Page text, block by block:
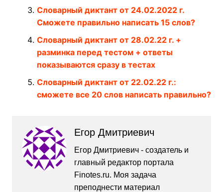
Словарный диктант от 24.02.2022 г.
Сможете правильно написать 15 слов?
Словарный диктант от 28.02.22 г. +
разминка перед тестом + ответы
показываются сразу в тестах
Словарный диктант от 22.02.22 г.:
сможете все 20 слов написать правильно?
Егор Дмитриевич
Егор Дмитриевич - создатель и
главный редактор портала
Finotes.ru. Моя задача
преподнести материал